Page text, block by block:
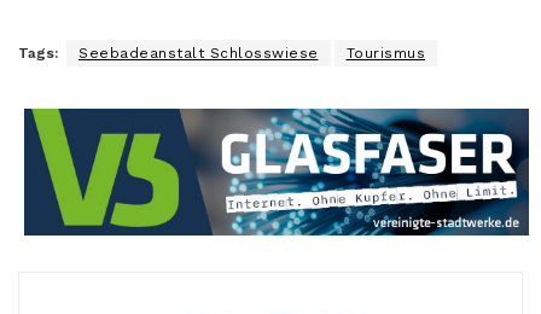
Tags: Seebadeanstalt Schlosswiese Tourismus